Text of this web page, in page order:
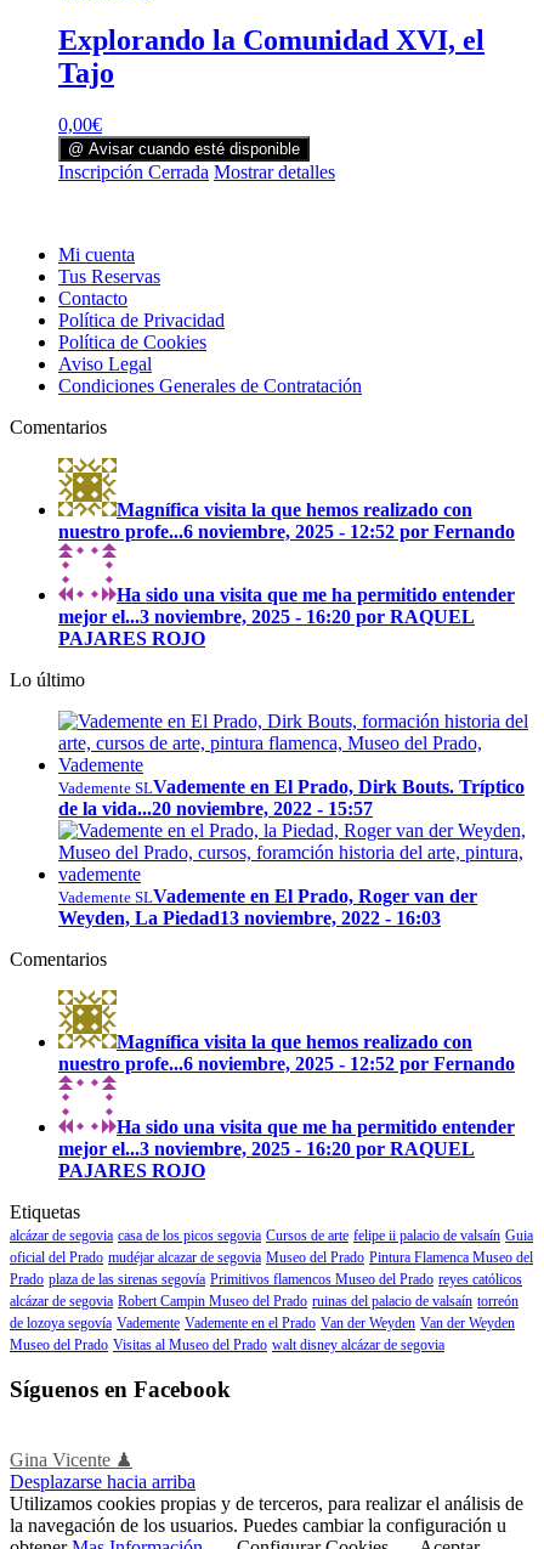
Explorando la Comunidad XVI, el
Tajo
0,00€
@ Avisar cuando esté disponible
Inscripción Cerrada Mostrar detalles
Mi cuenta
Tus Reservas
Contacto
Política de Privacidad
Política de Cookies
Aviso Legal
Condiciones Generales de Contratación
Comentarios
Magnífica visita la que hemos realizado con
nuestro profe...6 noviembre, 2025 - 12:52 por Fernando
Ha sido una visita que me ha permitido entender
mejor el...3 noviembre, 2025 - 16:20 por RAQUEL
PAJARES ROJO
Lo último
Vademente SLVademente en El Prado, Dirk Bouts. Tríptico
de la vida...20 noviembre, 2022 - 15:57
Vademente SLVademente en El Prado, Roger van der
Weyden, La Piedad13 noviembre, 2022 - 16:03
Comentarios
Magnífica visita la que hemos realizado con
nuestro profe...6 noviembre, 2025 - 12:52 por Fernando
Ha sido una visita que me ha permitido entender
mejor el...3 noviembre, 2025 - 16:20 por RAQUEL
PAJARES ROJO
Etiquetas
alcázar de segovia casa de los picos segovia Cursos de arte felipe ii palacio de valsaín Guia
oficial del Prado mudéjar alcazar de segovia Museo del Prado Pintura Flamenca Museo del
Prado plaza de las sirenas segovía Primitivos flamencos Museo del Prado reyes católicos
alcázar de segovia Robert Campin Museo del Prado ruinas del palacio de valsaín torreón
de lozoya segovía Vademente Vademente en el Prado Van der Weyden Van der Weyden
Museo del Prado Visitas al Museo del Prado walt disney alcázar de segovia
Síguenos en Facebook
Gina Vicente ♟
Desplazarse hacia arriba
Utilizamos cookies propias y de terceros, para realizar el análisis de
la navegación de los usuarios. Puedes cambiar la configuración u